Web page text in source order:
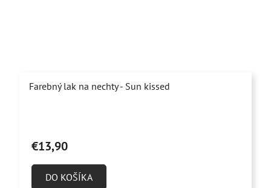
Farebný lak na nechty - Sun kissed
€13,90
DO KOŠÍKA